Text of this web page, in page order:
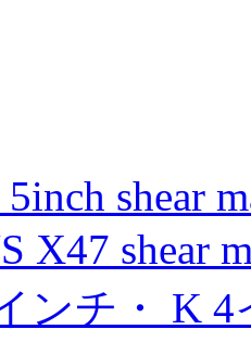
shear
X47 shear
ンチ・ K